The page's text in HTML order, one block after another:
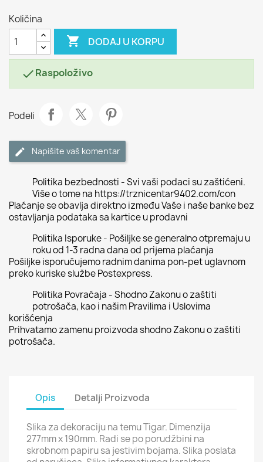
Količina
 DODAJ U KORPU
Raspoloživo
Podeli
Napišite vaš komentar
Politika bezbednosti - Svi vaši podaci su zaštićeni.
Više o tome na https://trznicentar9402.com/con
Plaćanje se obavlja direktno između Vaše i naše banke bez
ostavljanja podataka sa kartice u prodavni
Politika Isporuke - Pošiljke se generalno otpremaju u
roku od 1-3 radna dana od prijema plaćanja
Pošiljke isporučujemo radnim danima pon-pet uglavnom
preko kuriske službe Postexpress.
Politika Povraćaja - Shodno Zakonu o zaštiti
potrošača, kao i našim Pravilima i Uslovima
korišćenja
Prihvatamo zamenu proizvoda shodno Zakonu o zaštiti
potrošača.
Opis Detalji Proizvoda
Slika za dekoraciju na temu Tigar. Dimenzija
277mm x 190mm. Radi se po porudžbini na
skrobnom papiru sa jestivim bojama. Slika poslata